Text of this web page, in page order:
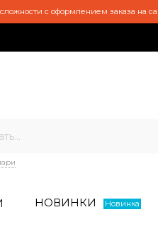
с оформлением заказа на
НОВИНКИ Новинка